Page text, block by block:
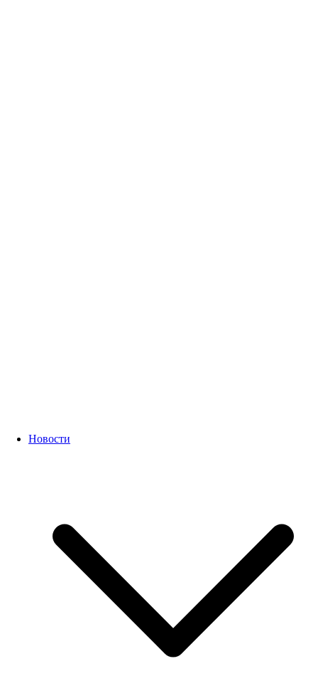
Новости